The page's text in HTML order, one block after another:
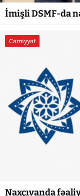
İmişli DSMF-da
Cəmiyyət
Naxçıvanda